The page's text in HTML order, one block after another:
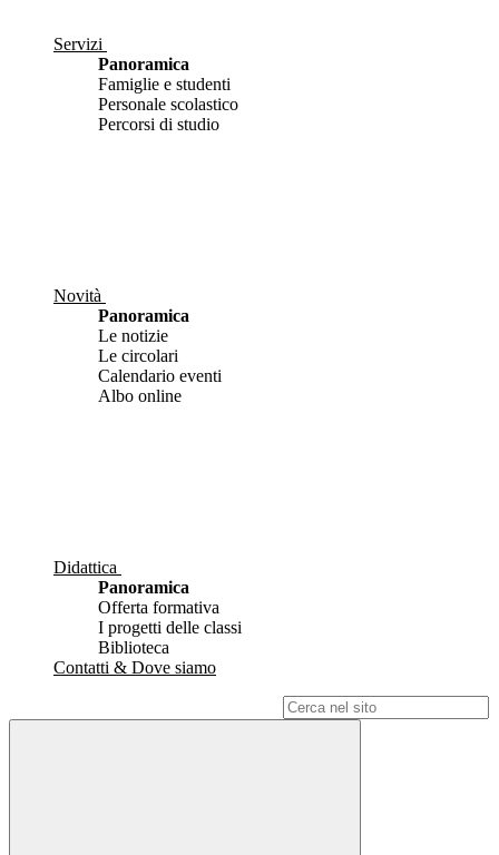
Servizi
Panoramica
Famiglie e studenti
Personale scolastico
Percorsi di studio
Novità
Panoramica
Le notizie
Le circolari
Calendario eventi
Albo online
Didattica
Panoramica
Offerta formativa
I progetti delle classi
Biblioteca
Contatti & Dove siamo